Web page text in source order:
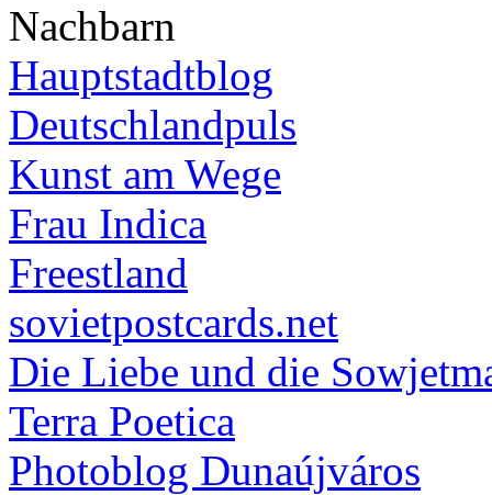
Nachbarn
Hauptstadtblog
Deutschlandpuls
Kunst am Wege
Frau Indica
Freestland
sovietpostcards.net
Die Liebe und die
Terra Poetica
Photoblog Dunaújváros